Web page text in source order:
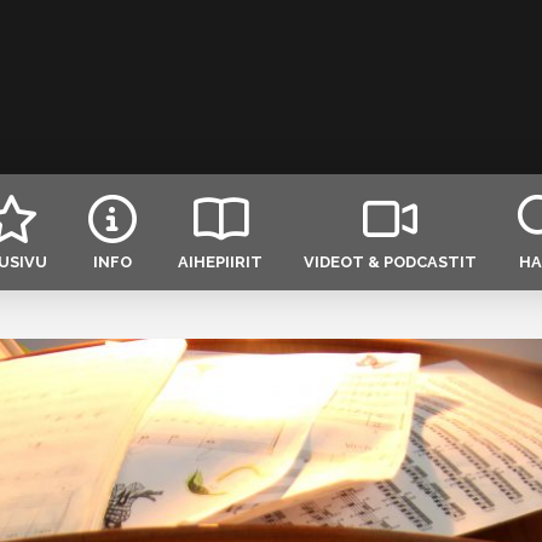
INFO AIHEPIIRIT VIDEOT & PODCASTIT